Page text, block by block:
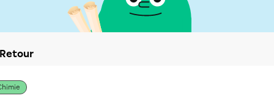
Retour